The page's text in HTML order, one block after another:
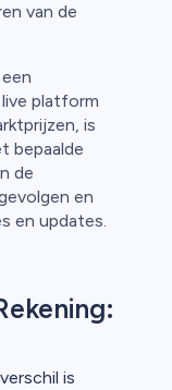
van de
platform
is
bepaalde
de
en
en updates.
is